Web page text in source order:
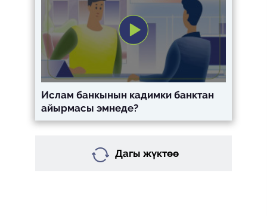
Ислам банкынын кадимки банктан
айырмасы эмнеде?
Дагы жүктөө